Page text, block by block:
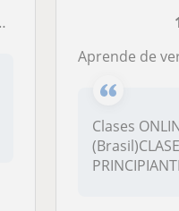
Aprende de verdad
Clases